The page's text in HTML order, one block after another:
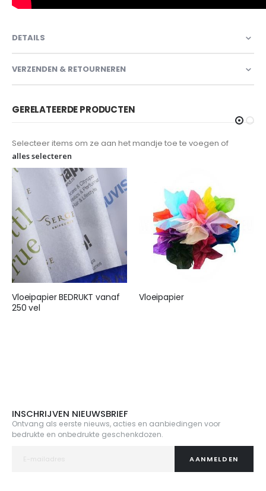
DETAILS
VERZENDEN & RETOURNEREN
GERELATEERDE PRODUCTEN
Selecteer items om ze aan het mandje toe te voegen of
alles selecteren
Vloeipapier BEDRUKT vanaf
250 vel
Vloeipapier
INSCHRIJVEN NIEUWSBRIEF
Ontvang als eerste nieuws, acties en aanbiedingen voor
bedrukte en onbedrukte geschenkdozen.
AANMELDEN